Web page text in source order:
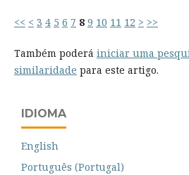
<< < 3 4 5 6 7 8 9 10 11 12 > >>
Também poderá iniciar uma
similaridade para este artigo.
IDIOMA
English
Português (Portugal)